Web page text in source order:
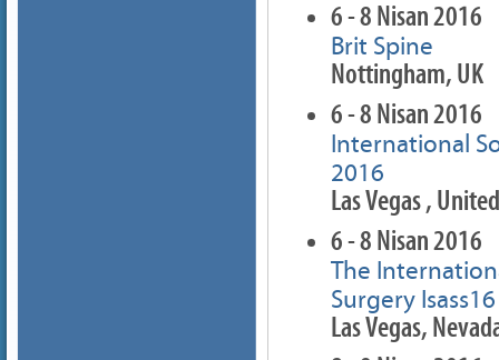
6 - 8 Nisan 2016
Brit Spine
Nottingham, UK
6 - 8 Nisan 2016
International
2016
Las Vegas ,
6 - 8 Nisan 2016
The
Surgery
Las Vegas,